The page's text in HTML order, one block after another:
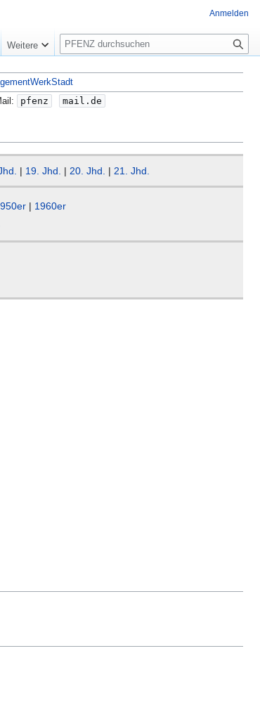
pfenz mail.de
| 19. Jhd. | 20. Jhd. | 21. Jhd.
| 1960er
Anmelden
Weitere
S
u
c
h
e